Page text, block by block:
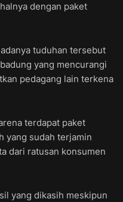
dengan paket
tuduhan tersebut
yang mencurangi
pedagang lain terkena
terdapat paket
yang sudah terjamin
dari ratusan konsumen
yang dikasih meskipun